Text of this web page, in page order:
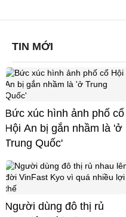
TIN MỚI
Bức xúc hình ảnh phố cổ
Hội An bị gắn nhầm là 'ở
Trung Quốc'
Người dùng đô thị rủ